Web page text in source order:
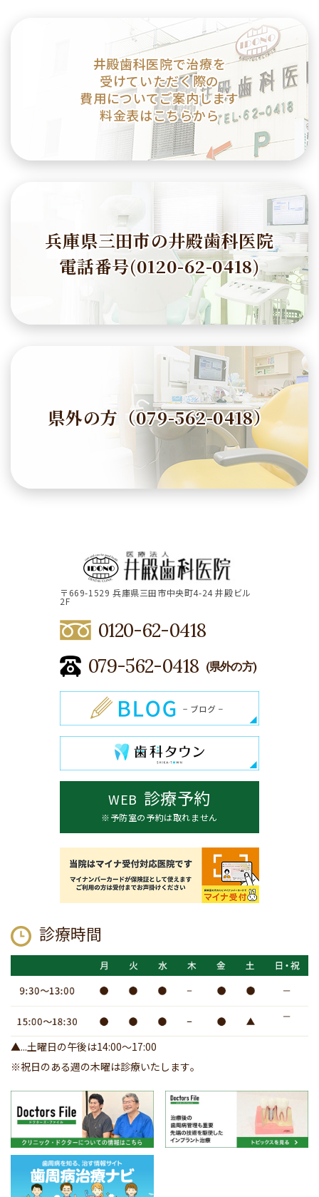
井殿歯科医院で治療を
受けていただく際の
費用についてご案内します
料金表はこちらから
兵庫県三田市の井殿歯科医院
電話番号(0120-62-0418)
県外の方（079-562-0418）
〒669-1529 兵庫県三田市中央町4-24 井殿ビル
2F
0120-62-0418
079-562-0418 (県外の方)
WEB 診療予約
※予防室の予約は取れません
診療時間
▲...土曜日の午後は14:00～17:00
※祝日のある週の木曜は診療いたします｡